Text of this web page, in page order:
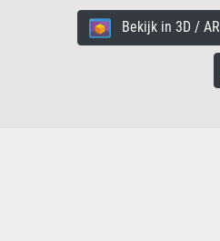
Bekijk in 3D / AR